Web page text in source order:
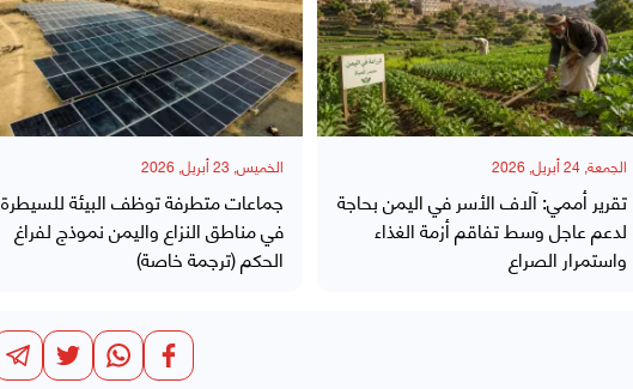
الجمعة, 24 أبريل, 2026
تقرير أممي: آلاف الأسر في اليمن بحاجة
لدعم عاجل وسط تفاقم أزمة الغذاء
واستمرار الصراع
الخميس, 23 أبريل, 2026
جماعات متطرفة توظف البيئة للسيطرة
في مناطق النزاع واليمن نموذج لفراغ
الحكم (ترجمة خاصة)